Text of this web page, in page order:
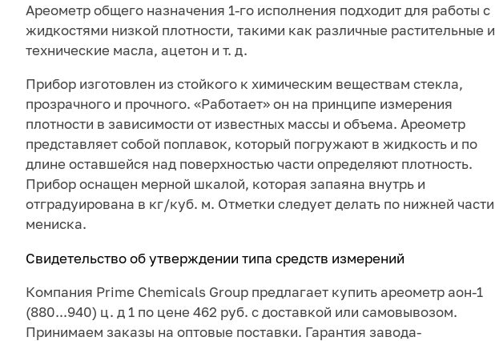
Ареометр общего назначения 1-го исполнения подходит для работы с
жидкостями низкой плотности, такими как различные растительные и
технические масла, ацетон и т. д.
Прибор изготовлен из стойкого к химическим веществам стекла,
прозрачного и прочного. «Работает» он на принципе измерения
плотности в зависимости от известных массы и объема. Ареометр
представляет собой поплавок, который погружают в жидкость и по
длине оставшейся над поверхностью части определяют плотность.
Прибор оснащен мерной шкалой, которая запаяна внутрь и
отградуирована в кг/куб. м. Отметки следует делать по нижней части
мениска.
Свидетельство об утверждении типа средств измерений
Компания Prime Chemicals Group предлагает купить ареометр аон-1
(880...940) ц. д 1 по цене 462 руб. с доставкой или самовывозом.
Принимаем заказы на оптовые поставки. Гарантия завода-